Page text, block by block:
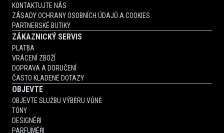
KONTAKTUJTE NÁS
ZÁSADY OCHRANY OSOBNÍCH ÚDAJŮ A COOKIES
PARTNERSKÉ BUTIKY
ZÁKAZNICKÝ SERVIS
PLATBA
VRÁCENÍ ZBOŽÍ
DOPRAVA A DORUČENÍ
ČASTO KLADENÉ DOTAZY
OBJEVTE
OBJEVTE SLUŽBU VÝBĚRU VŮNĚ
TÓNY
DESIGNÉŘI
PARFUMÉŘI